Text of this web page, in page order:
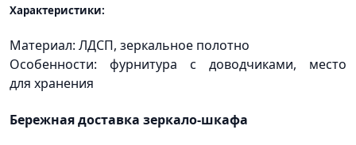
Характеристики:
Материал: ЛДСП, зеркальное полотно
Особенности: фурнитура с доводчиками, место
для хранения
Бережная доставка зеркало-шкафа